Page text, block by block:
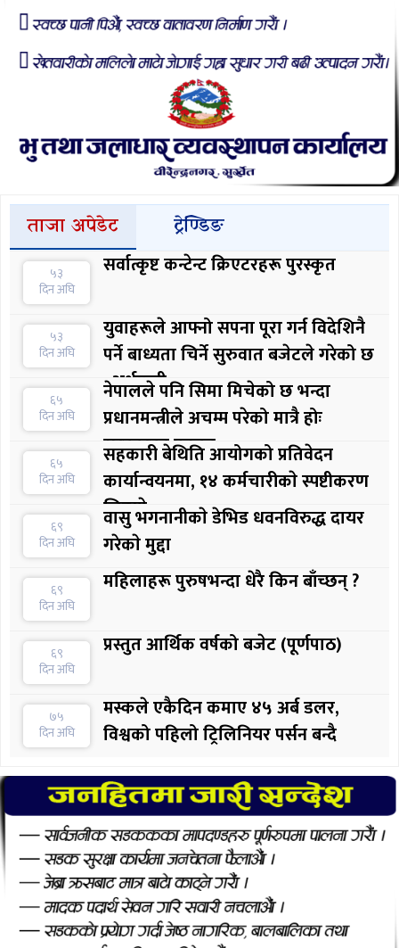
ताजा अपेडेट ट्रेण्डिङ
५३
दिन अघि
सर्वात्कृष्ट कन्टेन्ट क्रिएटरहरू पुरस्कृत
५३
दिन अघि
युवाहरूले आफ्नो सपना पूरा गर्न विदेशिनै
पर्ने बाध्यता चिर्ने सुरुवात बजेटले गरेको छ
: अर्थमन्त्री
६५
दिन अघि
नेपालले पनि सिमा मिचेको छ भन्दा
प्रधानमन्त्रीले अचम्म परेको मात्रै होः
सरकारका प्रवक्ता
६५
दिन अघि
सहकारी बेथिति आयोगको प्रतिवेदन
कार्यान्वयनमा, १४ कर्मचारीकाे स्पष्टीकरण
लिइयाे
६९
दिन अघि
वासु भगनानीकाे डेभिड धवनविरुद्ध दायर
गरेकाे मुद्दा
६९
दिन अघि
महिलाहरू पुरुषभन्दा धेरै किन बाँच्छन् ?
६९
दिन अघि
प्रस्तुत आर्थिक वर्षको बजेट (पूर्णपाठ)
७५
दिन अघि
मस्कले एकैदिन कमाए ४५ अर्ब डलर,
विश्वको पहिलो ट्रिलिनियर पर्सन बन्दै